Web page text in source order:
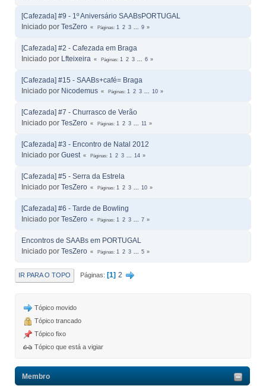
Membro
[Cafezada] #9 - 1º Aniversário SAABsPORTUGAL
Iniciado por TesZero Páginas 1 2 3 ... 9
[Cafezada] #2 - Cafezada em Braga
Iniciado por Lfteixeira Páginas 1 2 3 ... 6
[Cafezada] #15 - SAABs+café= Braga
Iniciado por Nicodemus Páginas 1 2 3 ... 10
[Cafezada] #7 - Churrasco de Verão
Iniciado por TesZero Páginas 1 2 3 ... 11
[Cafezada] #3 - Encontro de Natal 2012
Iniciado por Guest Páginas 1 2 3 ... 14
[Cafezada] #5 - Serra da Estrela
Iniciado por TesZero Páginas 1 2 3 ... 10
[Cafezada] #6 - Tarde de Bowling
Iniciado por TesZero Páginas 1 2 3 ... 7
Encontros de SAABs em PORTUGAL
Iniciado por TesZero Páginas 1 2 3 ... 5
IR PARA O TOPO Páginas 1 2
Tópico movido
Tópico trancado
Tópico fixo
Tópico que está a vigiar